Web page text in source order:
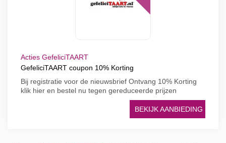
Acties GefeliciTAART
GefeliciTAART coupon 10% Korting
Bij registratie voor de nieuwsbrief Ontvang 10% Korting
klik hier en bestel nu tegen gereduceerde prijzen
BEKIJK AANBIEDING